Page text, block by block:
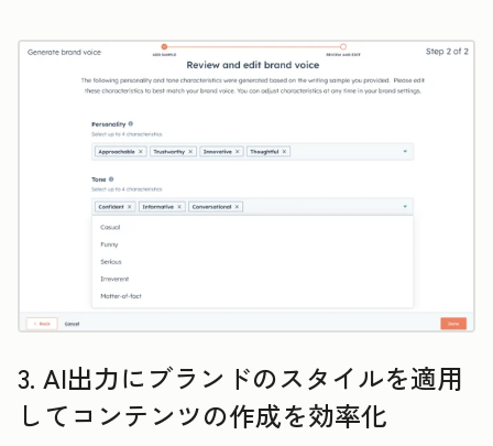
3. AI出力にブランドのスタイルを適用
してコンテンツの作成を効率化